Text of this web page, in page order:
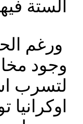
الستة
ورغم
وجود
لتسرب
اوكرانيا